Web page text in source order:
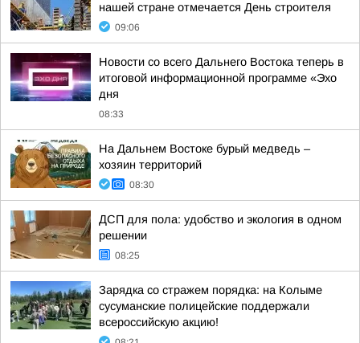
нашей стране отмечается День строителя
09:06
Новости со всего Дальнего Востока теперь в
итоговой информационной программе «Эхо
дня
08:33
На Дальнем Востоке бурый медведь –
хозяин территорий
08:30
ДСП для пола: удобство и экология в одном
решении
08:25
Зарядка со стражем порядка: на Колыме
сусуманские полицейские поддержали
всероссийскую акцию!